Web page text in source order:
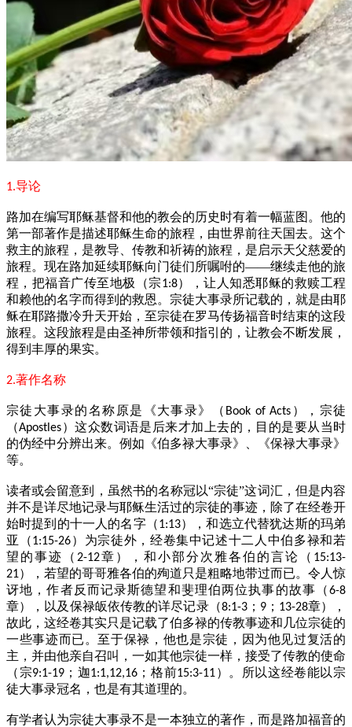
1.导论
路加在编写耶稣基督和他的教会的历史时有着一幅蓝图。他的
第一部著作是描述耶稣生命的旅程，由世界前往天国去。这个
救主的旅程，是教导、传教和祈祷的旅程，是启示天父慈爱的
旅程。现在路加延续耶稣向门徒们所嘱咐的——继续走他的旅
程，把福音广传至地极（宗1:8），让人知悉耶稣的救赎工程
和赖他的名字而得到的救恩。宗徒大事录所记载的，就是由耶
稣在耶路撒冷升天开始，至宗徒在罗马传扬福音时结束的这段
旅程。这段旅程是由圣神所带领和指引的，让教会不断发展，
得到丰厚的果实。
2.著作名称
宗徒大事录的名称原是《大事录》（ Book of Acts ），宗徒
（Apostles）这众数词语是后来才加上去的，目的是要从当时
的伪经中分辨出来。例如《伯多禄大事录》、《保禄大事录》
等。
读者或会留意到，虽然书的名称冠以“宗徒”这词汇，但是内容
并不是详尽地记录与耶稣生活过的宗徒的事迹，除了在经卷开
始时提到的十一人的名字（1:13），和选立代替犹达斯的玛弟
亚（1:15-26）为宗徒外，经卷集中记述十二人中伯多禄和若
望的事迹（ 2-12章），和小部分次雅各伯的言论（ 15:13-
21），若望的哥哥雅各伯的殉道只是粗略地带过而已。令人惊
讶地，作者反而记录斯德望和斐理伯两位执事的故事（6-8
章），以及保禄皈依传教的详尽记录（8:1-3； 9； 13-28章），
故此，这经卷其实只是记载了伯多禄的传教事迹和几位宗徒的
一些事迹而已。至于保禄，他也是宗徒，因为他见过复活的
主，并由他亲自召叫，一如其他宗徒一样，接受了传教的使命
（宗9:1-19 ；迦1:1,12,16 ；格前15:3-11）。所以这经卷能以宗
徒大事录冠名，也是有其道理的。
有学者认为宗徒大事录不是一本独立的著作，而是路加福音的